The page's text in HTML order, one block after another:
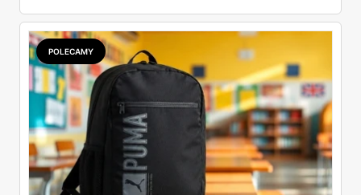
pojawi się w gazetkach w przyszłym tygodniu i czy jest
sens kupować jesień, zanim skończą się wakacje.
POLECAMY